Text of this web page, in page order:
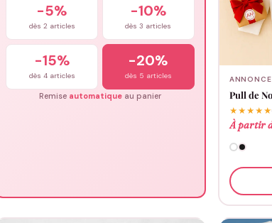
-5%
dès 2 articles
-10%
dès 3 articles
-15%
dès 4 articles
-20%
dès 5 articles
Remise automatiqueau panier Pull de
★★★★★
À partir